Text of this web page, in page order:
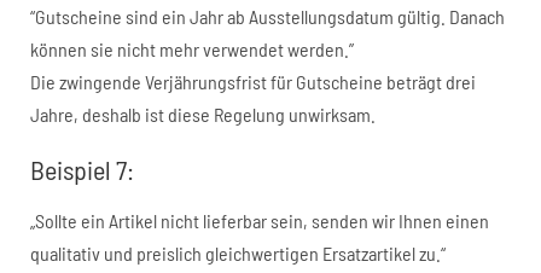
“Gutscheine sind ein Jahr ab Ausstellungsdatum gültig. Danach
können sie nicht mehr verwendet werden.”
Die zwingende Verjährungsfrist für Gutscheine beträgt drei
Jahre, deshalb ist diese Regelung unwirksam.
Beispiel 7:
„Sollte ein Artikel nicht lieferbar sein, senden wir Ihnen einen
qualitativ und preislich gleichwertigen Ersatzartikel zu.“